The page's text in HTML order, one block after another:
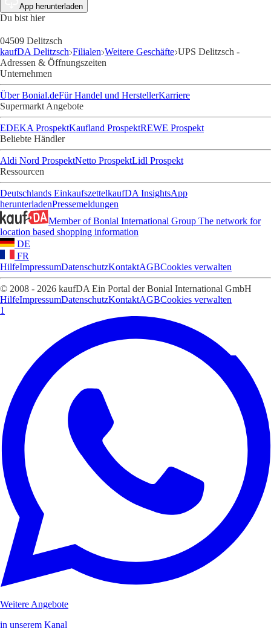
App herunterladen
Du bist hier
04509 Delitzsch
kaufDA Delitzsch Filialen Weitere Geschäfte UPS Delitzsch -
Adressen & Öffnungszeiten
Unternehmen
Über Bonial.deFür Handel und HerstellerKarriere
Supermarkt Angebote
EDEKA ProspektKaufland ProspektREWE Prospekt
Beliebte Händler
Aldi Nord ProspektNetto ProspektLidl Prospekt
Ressourcen
Deutschlands EinkaufszettelkaufDA InsightsApp
herunterladenPressemeldungen
Member of Bonial International Group The network for
location based shopping information
DE
FR
HilfeImpressumDatenschutzKontaktAGBCookies verwalten
© 2008 - 2026 kaufDA Ein Portal der Bonial International GmbH
HilfeImpressumDatenschutzKontaktAGBCookies verwalten
1
Weitere Angebote
in unserem Kanal